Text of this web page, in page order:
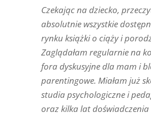
Czekając na dziecko,
absolutnie wszystkie
rynku książki o ciąży i
Zaglądałam regularnie na
fora dyskusyjne dla mam i
parentingowe. Miałam już
studia psychologiczne i
oraz kilka lat doświadczenia